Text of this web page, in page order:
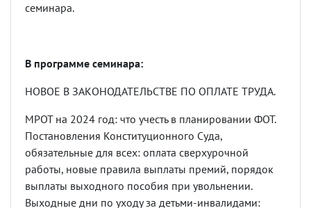
семинара.
В программе семинара:
НОВОЕ В ЗАКОНОДАТЕЛЬСТВЕ ПО ОПЛАТЕ ТРУДА.
МРОТ на 2024 год: что учесть в планировании ФОТ.
Постановления Конституционного Суда,
обязательные для всех: оплата сверхурочной
работы, новые правила выплаты премий, порядок
выплаты выходного пособия при увольнении.
Выходные дни по уходу за детьми-инвалидами: